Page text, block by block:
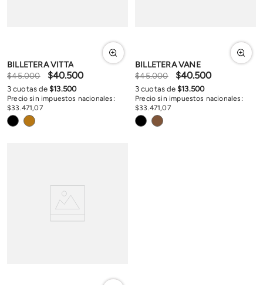
BILLETERA VITTA
$45.000 $40.500
Precio sin impuestos nacionales:
$33.471,07
3 cuotas de$13.500
BILLETERA VANE
$45.000 $40.500
Precio sin impuestos nacionales:
$33.471,07
3 cuotas de$13.500